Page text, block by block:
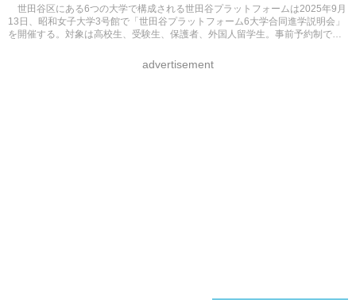
世田谷区にある6つの大学で構成される世田谷プラットフォームは2025年9月
13日、昭和女子大学3号館で「世田谷プラットフォーム6大学合同進学説明会」
を開催する。対象は高校生、受験生、保護者、外国人留学生。事前予約制で定
advertisement